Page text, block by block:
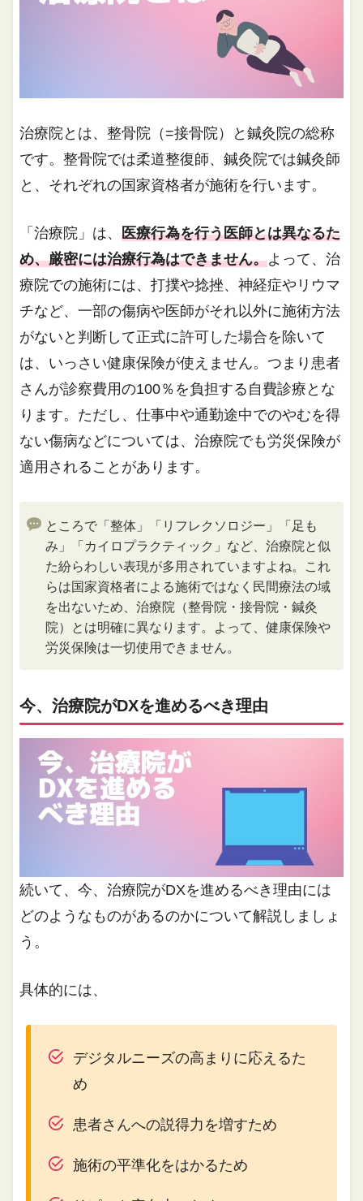
治療院とは、整骨院（=接骨院）と鍼灸院の総称
です。整骨院では柔道整復師、鍼灸院では鍼灸師
と、それぞれの国家資格者が施術を行います。
「治療院」は、医療行為を行う医師とは異なるた
め、厳密には治療行為はできません。よって、治
療院での施術には、打撲や捻挫、神経症やリウマ
チなど、一部の傷病や医師がそれ以外に施術方法
がないと判断して正式に許可した場合を除いて
は、いっさい健康保険が使えません。つまり患者
さんが診察費用の100％を負担する自費診療とな
ります。ただし、仕事中や通勤途中でのやむを得
ない傷病などについては、治療院でも労災保険が
適用されることがあります。
ところで「整体」「リフレクソロジー」「足も
み」「カイロプラクティック」など、治療院と似
た紛らわしい表現が多用されていますよね。これ
らは国家資格者による施術ではなく民間療法の域
を出ないため、治療院（整骨院・接骨院・鍼灸
院）とは明確に異なります。よって、健康保険や
労災保険は一切使用できません。
今、治療院がDXを進めるべき理由
続いて、今、治療院がDXを進めるべき理由には
どのようなものがあるのかについて解説しましょ
う。
具体的には、
デジタルニーズの高まりに応えるた
め
患者さんへの説得力を増すため
施術の平準化をはかるため